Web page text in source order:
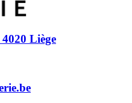
Liège